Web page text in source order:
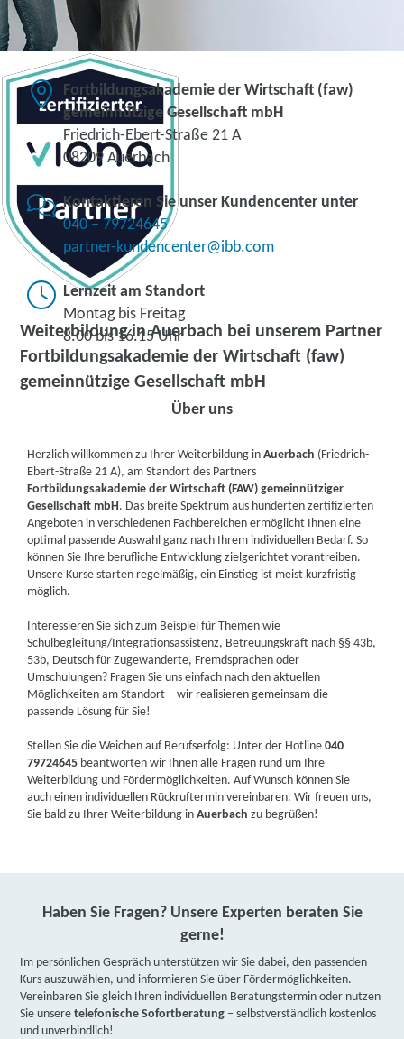
Weiterbildung in Auerbach bei unserem Partner
Fortbildungsakademie der Wirtschaft (faw)
gemeinnützige Gesellschaft mbH
Fortbildungsakademie der Wirtschaft (faw)
gemeinnützige Gesellschaft mbH
Friedrich-Ebert-Straße 21 A
08209 Auerbach
Kontaktieren Sie unser Kundencenter unter
040 – 79724645
partner-kundencenter@ibb.com
Lernzeit am Standort
Montag bis Freitag
8.00 bis 16.15 Uhr
Über uns
Herzlich willkommen zu Ihrer Weiterbildung inAuerbach (Friedrich-
Ebert-Straße 21 A), am Standort des Partners
Fortbildungsakademie der Wirtschaft (FAW) gemeinnütziger
Gesellschaft mbH. Das breite Spektrum aus hunderten zertifizierten
Angeboten in verschiedenen Fachbereichen ermöglicht Ihnen eine
optimal passende Auswahl ganz nach Ihrem individuellen Bedarf. So
können Sie Ihre berufliche Entwicklung zielgerichtet vorantreiben.
Unsere Kurse starten regelmäßig, ein Einstieg ist meist kurzfristig
möglich.
Interessieren Sie sich zum Beispiel für Themen wie
Schulbegleitung/Integrationsassistenz, Betreuungskraft nach §§ 43b,
53b, Deutsch für Zugewanderte, Fremdsprachen oder
Umschulungen? Fragen Sie uns einfach nach den aktuellen
Möglichkeiten am Standort – wir realisieren gemeinsam die
passende Lösung für Sie!
Stellen Sie die Weichen auf Berufserfolg: Unter der Hotline040
79724645 beantworten wir Ihnen alle Fragen rund um Ihre
Weiterbildung und Fördermöglichkeiten. Auf Wunsch können Sie
auch einen individuellen Rückruftermin vereinbaren. Wir freuen uns,
Sie bald zu Ihrer Weiterbildung inAuerbach zu begrüßen!
Haben Sie Fragen? Unsere Experten beraten Sie
gerne!
Im persönlichen Gespräch unterstützen wir Sie dabei, den passenden
Kurs auszuwählen, und informieren Sie über Fördermöglichkeiten.
Vereinbaren Sie gleich Ihren individuellen Beratungstermin oder nutzen
Sie unseretelefonische Sofortberatung – selbstverständlich kostenlos
und unverbindlich!